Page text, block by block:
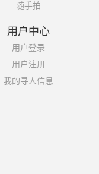
随手拍
用户中心
用户登录
用户注册
我的寻人信息